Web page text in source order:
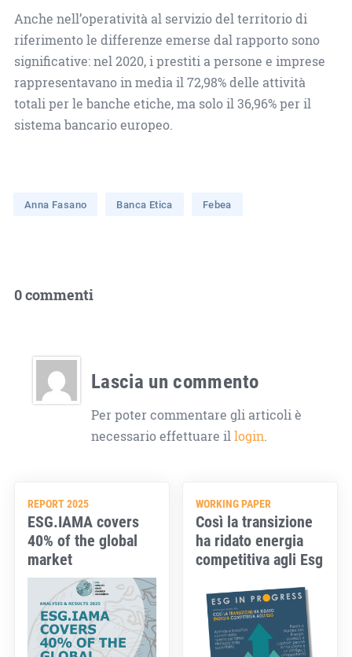
Anche nell’operatività al servizio del territorio di
riferimento le differenze emerse dal rapporto sono
significative: nel 2020, i prestiti a persone e imprese
rappresentavano in media il 72,98% delle attività
totali per le banche etiche, ma solo il 36,96% per il
sistema bancario europeo.
Anna Fasano Banca Etica Febea
0 commenti
Lascia un commento
Per poter commentare gli articoli è
necessario effettuare illogin.
REPORT 2025
ESG.IAMA covers
40% of the global
market
WORKING PAPER
Così la transizione
ha ridato energia
competitiva agli Esg